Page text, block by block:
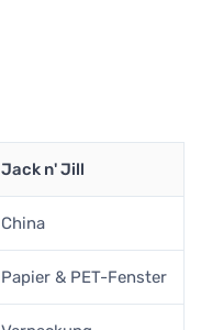
Jack n' Jill
China
Papier & PET-Fenster